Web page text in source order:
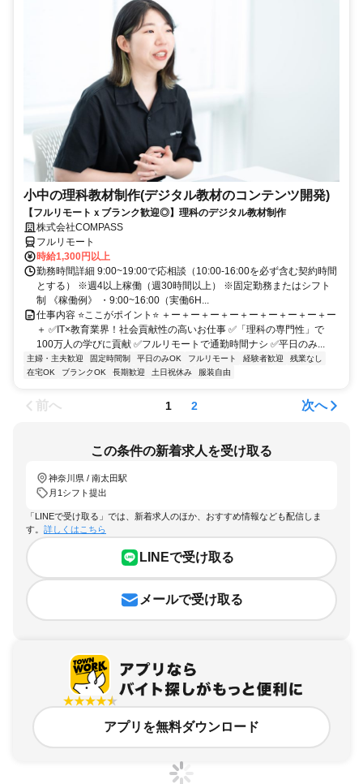
小中の理科教材制作(デジタル教材のコンテンツ開発)
【フルリモートｘブランク歓迎◎】理科のデジタル教材制作
株式会社COMPASS
フルリモート
時給1,300円以上
勤務時間詳細 9:00~19:00で応相談（10:00-16:00を必ず含む契約時間
とする） ※週4以上稼働（週30時間以上） ※固定勤務またはシフト
制 《稼働例》 ・9:00~16:00（実働6H...
仕事内容 ⭐ここがポイント⭐ ＋ー＋ー＋ー＋ー＋ー＋ー＋ー＋ー＋ー
＋ ✅IT×教育業界！社会貢献性の高いお仕事 ✅「理科の専門性」で
100万人の学びに貢献 ✅フルリモートで通勤時間ナシ ✅平日のみ...
主婦・主夫歓迎 固定時間制 平日のみOK フルリモート 経験者歓迎
残業なし
在宅OK
ブランクOK 長期歓迎 土日祝休み 服装自由
前へ 1 2 次へ
この条件の新着求人を受け取る
神奈川県 / 南太田駅
月1シフト提出
「LINEで受け取る」では、新着求人のほか、おすすめ情報なども配信しま
す。 詳しくはこちら
LINEで受け取る
メールで受け取る
アプリを無料ダウンロード